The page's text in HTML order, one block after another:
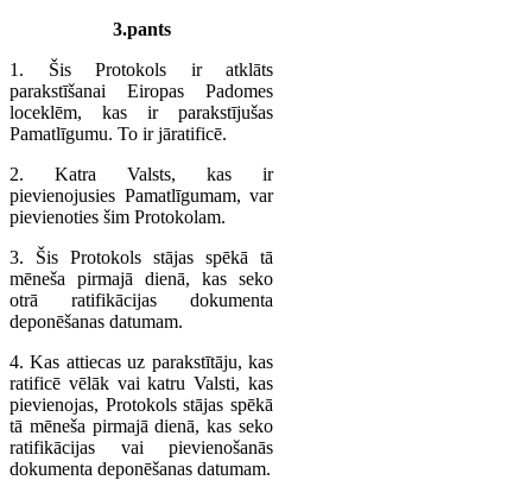
3.pants
1. Šis Protokols ir atklāts
parakstīšanai Eiropas Padomes
loceklēm, kas ir parakstījušas
Pamatlīgumu. To ir jāratificē.
2. Katra Valsts, kas ir
pievienojusies Pamatlīgumam, var
pievienoties šim Protokolam.
3. Šis Protokols stājas spēkā tā
mēneša pirmajā dienā, kas seko
otrā ratifikācijas dokumenta
deponēšanas datumam.
4. Kas attiecas uz parakstītāju, kas
ratificē vēlāk vai katru Valsti, kas
pievienojas, Protokols stājas spēkā
tā mēneša pirmajā dienā, kas seko
ratifikācijas vai pievienošanās
dokumenta deponēšanas datumam.